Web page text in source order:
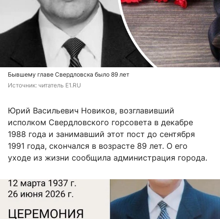
Бывшему главе Свердловска было 89 лет
Источник: читатель E1.RU
Юрий Васильевич Новиков, возглавивший
исполком Свердловского горсовета в декабре
1988 года и занимавший этот пост до сентября
1991 года, скончался в возрасте 89 лет. О его
уходе из жизни сообщила администрация города.